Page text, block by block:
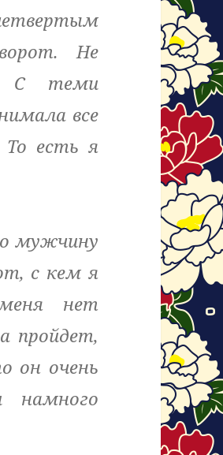
Не
С теми
все
То есть я
мужчину
с кем я
нет
пройдет,
он очень
намного